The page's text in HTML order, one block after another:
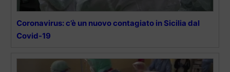
Coronavirus: c’è un nuovo contagiato in Sicilia dal
Covid-19